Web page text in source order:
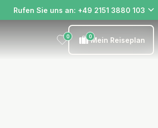
Rufen Sie uns an: +49 2151 3880 103
0 0Mein Reiseplan